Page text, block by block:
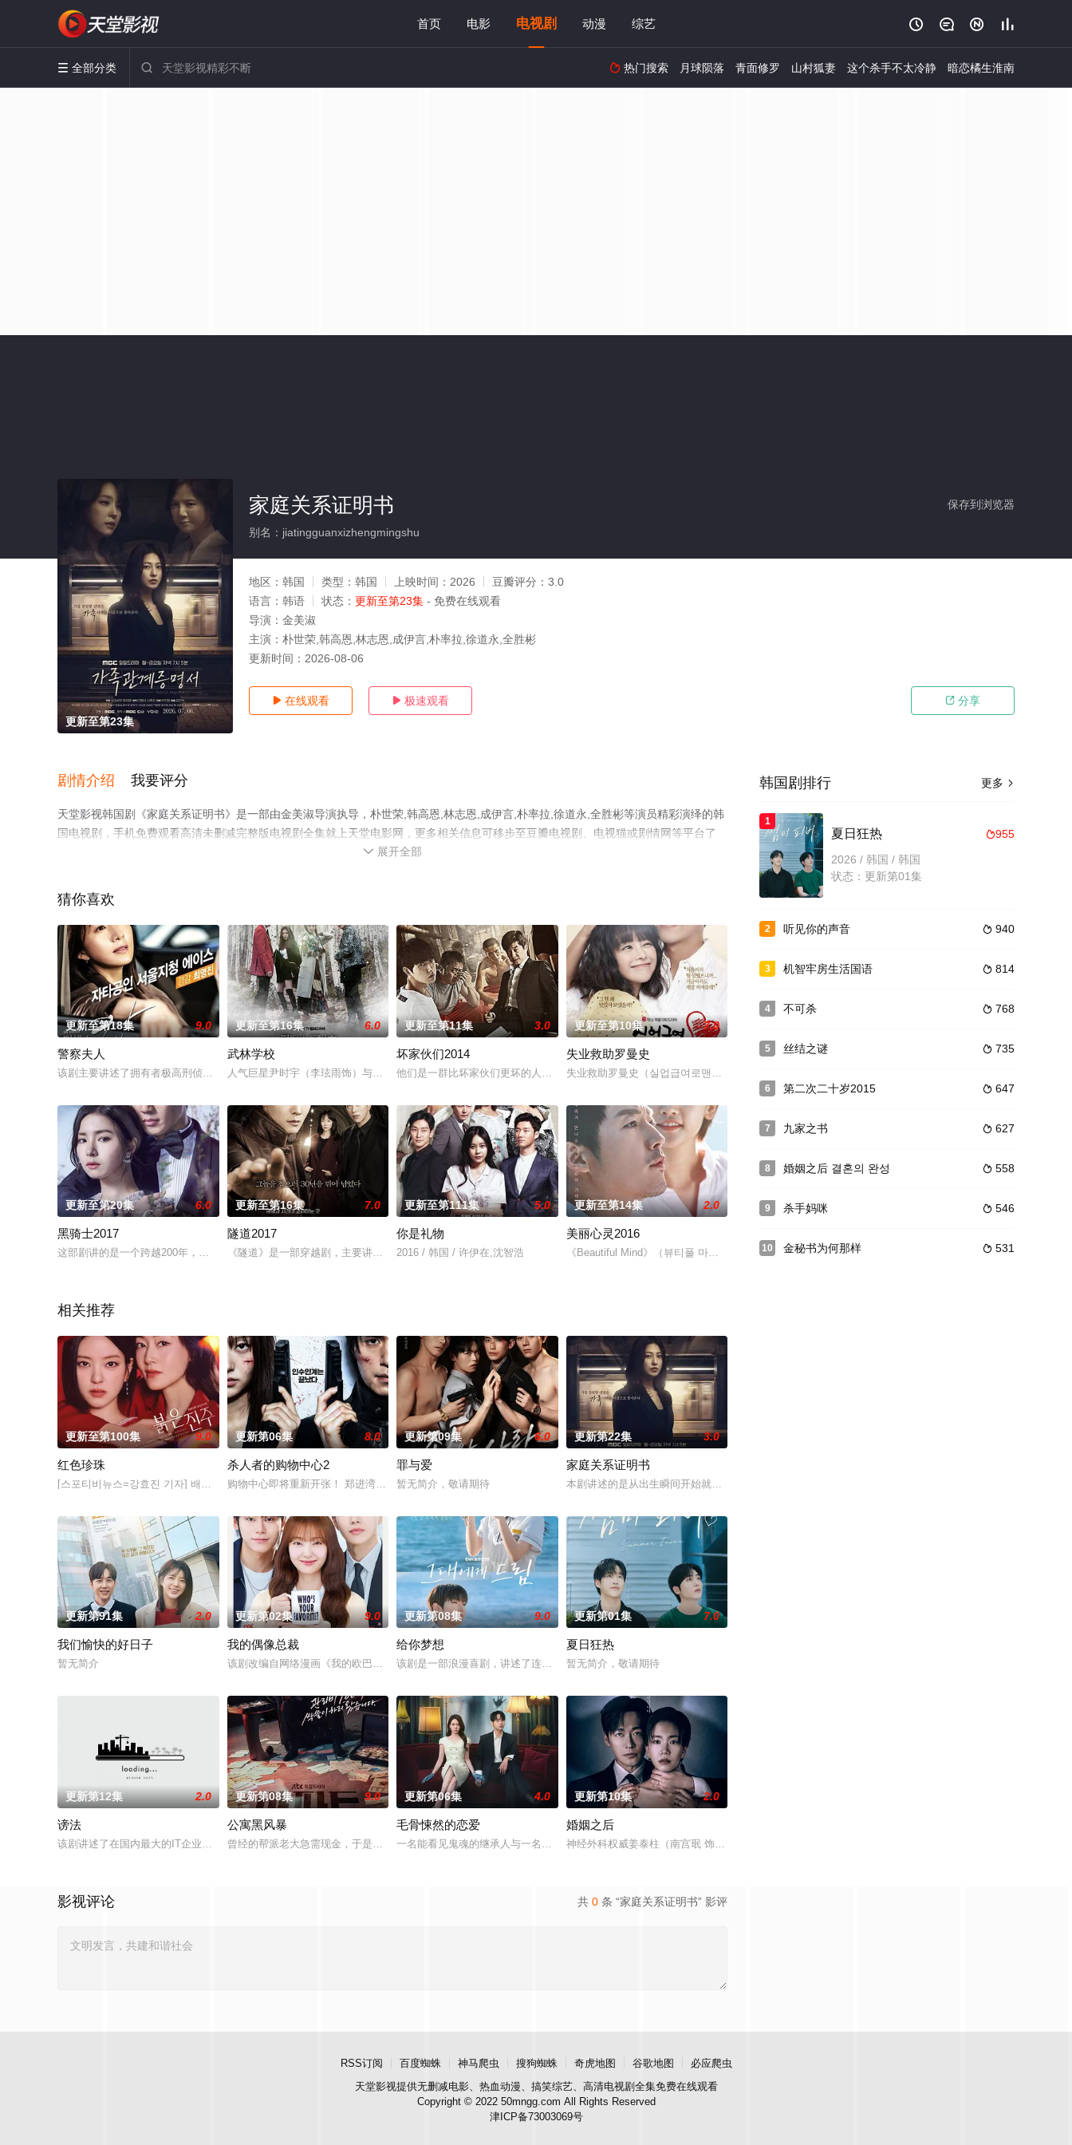
首页 电影 电视剧 动漫 综艺    
 全部分类   热门搜索 月球陨落 青面修罗 山村狐妻 这个杀手不太冷静 暗恋橘生淮南
更新至第23集
保存到浏览器
家庭关系证明书
别名：jiatingguanxizhengmingshu
地区： 韩国 类型： 韩国 上映时间： 2026 豆瓣评分： 3.0
语言： 韩语 状态： 更新至第23集 - 免费在线观看
导演： 金美淑
主演： 朴世荣,韩高恩,林志恩,成伊言,朴率拉,徐道永,全胜彬
更新时间： 2026-08-06
 在线观看  极速观看  分享
剧情介绍 我要评分
天堂影视韩国剧《家庭关系证明书》是一部由金美淑导演执导，朴世荣,韩高恩,林志恩,成伊言,朴率拉,徐道永,全胜彬等演员精彩演绎的韩
国电视剧，手机免费观看高清未删减完整版电视剧全集就上天堂电影网，更多相关信息可移步至豆瓣电视剧、电视猫或剧情网等平台了
 展开全部
猜你喜欢
更新至第18集 9.0
警察夫人
该剧主要讲述了拥有者极高刑侦能力的女警察，在与罪恶势力作斗争的过程中，也在无形中揭露着警察局社会黑暗面的故事[2] nbsp;。
更新至第16集 6.0
武林学校
人气巨星尹时宇（李玹雨饰）与中国富二代王致昂（李弘彬饰）入住同一宿舍，两人因为同样激烈的性格在冲突中成为了好朋友。而由失明父亲抚
更新至第11集 3.0
坏家伙们2014
他们是一群比坏家伙们更坏的人，然而就是这样一群人，却用专属于他们自己的手段为社会除暴安良。
更新至第10集 7.0
失业救助罗曼史
失业救助罗曼史（실업급여로맨스）讲述的是梦想成为电视剧作家的拿着失业补助的胜熙（李英雅 饰）和在
更新至第20集 6.0
黑骑士2017
这部剧讲的是一个跨越200年，男主角为了守护女主角不惜挑战危险的命运的故事。
更新至第16集 7.0
隧道2017
《隧道》是一部穿越剧，主要讲述一个警察为了救女儿，从过去（1986年）穿越到现在（2016年）发生的故事，他每到一个地方都会发生
更新至第111集 5.0
你是礼物
2016 / 韩国 / 许伊在,沈智浩
更新至第14集 2.0
美丽心灵2016
《Beautiful Mind》（뷰티풀 마인드）為韓國KBS於2016年6月20日起播出的月火迷你連續劇，本劇改編自《科
相关推荐
更新至第100集 9.0
红色珍珠
[스포티비뉴스=강효진 기자] 배우 박진희가 본격 컴백 활동에 나선다. 7일 스포티비뉴스 취재에 따르면, 박진희는 K
更新第06集 8.0
杀人者的购物中心2
购物中心即将重新开张！ 郑进湾（李栋旭 饰）和郑智安（金慧峻 饰）叔侄档再度联手，制作规模、动作场面全部疯狂升级。玄理、冈田将生
更新第09集 6.0
罪与爱
暂无简介，敬请期待
更新第22集 3.0
家庭关系证明书
本剧讲述的是从出生瞬间开始就被打上家庭崩溃烙印的一个孩子和面对冷酷的偏见和命运，重新找回自己人生
更新第91集 2.0
我们愉快的好日子
暂无简介
更新第02集 9.0
我的偶像总裁
该剧改编自网络漫画《我的欧巴是偶像》，是一部浪漫喜剧。讲述进入由前偶像兼CEO李灿领导的公司工作的南多凛，与在那里遇到的社长姜河
更新第08集 9.0
给你梦想
该剧是一部浪漫喜剧，讲述了连一个梦想都无所畏惧的十几岁，被现实挡住而受挫的二十几岁，像变成那样的大人的三十几岁的记者李载与一个生
更新第01集 7.0
夏日狂热
暂无简介，敬请期待
更新第12集 2.0
谤法
该剧讲述了在国内最大的IT企业里存在着一个恶神。唯一知道真实情况的人是一名少女和一个记者。拥有强力神技的少女和透彻正义感爆棚的新
更新第08集 9.0
公寓黑风暴
曾经的帮派老大急需现金，于是和有志成为律师的同伴合作，打算窃取住宅社区的储备基金，却意外揭开深藏的腐败真相。
更新第06集 4.0
毛骨悚然的恋爱
一名能看见鬼魂的继承人与一名王牌检察官发现只要轻轻一碰，就能让他们成为异常高效率的搭档，于是两人联手侦破悬案。 该剧翻拍自201
更新第10集 2.0
婚姻之后
神经外科权威姜泰柱（南宫珉 饰）因为老婆高世允（李雪 饰）在提出离婚的第二日突然遭到神秘绑架，瞬间
共 0 条 “家庭关系证明书” 影评
影视评论
更多 
韩国剧排行
1
955
夏日狂热
2026 / 韩国 / 韩国
状态：更新第01集
2  940
听见你的声音
3  814
机智牢房生活国语
4  768
不可杀
5  735
丝结之谜
6  647
第二次二十岁2015
7  627
九家之书
8  558
婚姻之后 결혼의 완성
9  546
杀手妈咪
10  531
金秘书为何那样
RSS订阅 百度蜘蛛 神马爬虫 搜狗蜘蛛 奇虎地图 谷歌地图
必应爬虫
天堂影视提供无删减电影、热血动漫、搞笑综艺、高清电视剧全集免费在线观看
Copyright © 2022 50mngg.com All Rights Reserved
津ICP备73003069号